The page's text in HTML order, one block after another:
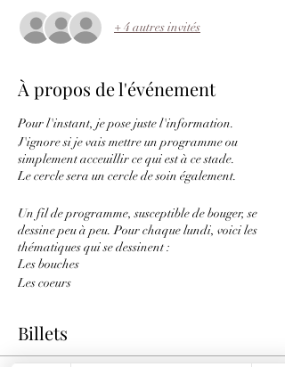
+ 4 autres invités
À propos de l'événement
Pour l'instant, je pose juste l'information.
J'ignore si je vais mettre un programme ou
simplement acceuillir ce qui est à ce stade.
Le cercle sera un cercle de soin également.
Un fil de programme, susceptible de bouger, se
dessine peu à peu. Pour chaque lundi, voici les
thématiques qui se dessinent :
Les bouches
Les coeurs
le coeur des soeurs
les matrices d'énergies
Billets